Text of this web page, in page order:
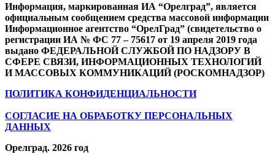
Информация, маркированная ИА “Орелград”, является
официальным сообщением средства массовой информации
Информационное агентство “ОрелГрад” (свидетельство о
регистрации ИА № ФС 77 – 75617 от 19 апреля 2019 года
выдано ФЕДЕРАЛЬНОЙ СЛУЖБОЙ ПО НАДЗОРУ В
СФЕРЕ СВЯЗИ, ИНФОРМАЦИОННЫХ ТЕХНОЛОГИЙ
И МАССОВЫХ КОММУНИКАЦИЙ (РОСКОМНАДЗОР)
ПОЛИТИКА КОНФИДЕНЦИАЛЬНОСТИ
СОГЛАСИЕ НА ОБРАБОТКУ ПЕРСОНАЛЬНЫХ
ДАННЫХ
Орелград. 2026 год